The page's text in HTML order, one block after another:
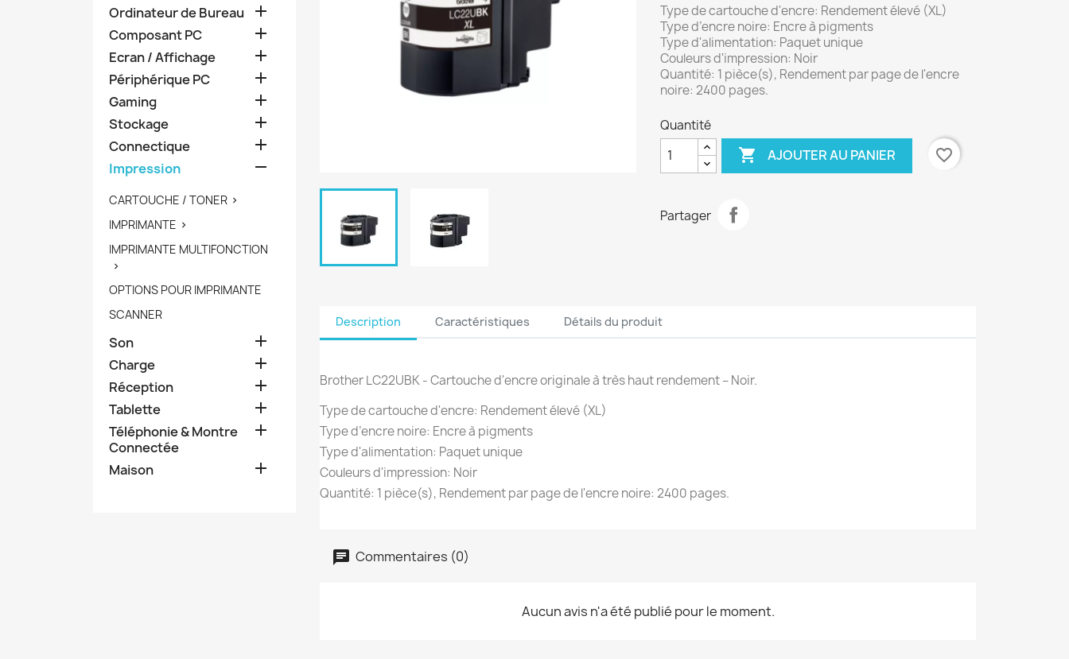
Ordinateur de Bureau 
Composant PC 
Ecran / Affichage 
Périphérique PC 
Gaming 
Stockage 
Connectique 
Impression 
CARTOUCHE / TONER 
IMPRIMANTE 
IMPRIMANTE MULTIFONCTION

OPTIONS POUR IMPRIMANTE
SCANNER
Son 
Charge 
Réception 
Tablette 
Téléphonie & Montre
Connectée

Maison 
Type de cartouche d'encre: Rendement élevé (XL)
Type d’encre noire: Encre à pigments
Type d'alimentation: Paquet unique
Couleurs d'impression: Noir
Quantité: 1 pièce(s), Rendement par page de l'encre
noire: 2400 pages.
Quantité
 AJOUTER AU PANIER favorite_border
Partager
Description Caractéristiques Détails du produit
Brother LC22UBK - Cartouche d'encre originale à très haut rendement – Noir.
Type de cartouche d'encre: Rendement élevé (XL)
Type d’encre noire: Encre à pigments
Type d'alimentation: Paquet unique
Couleurs d'impression: Noir
Quantité: 1 pièce(s), Rendement par page de l'encre noire: 2400 pages.
Commentaires (0)
Aucun avis n'a été publié pour le moment.